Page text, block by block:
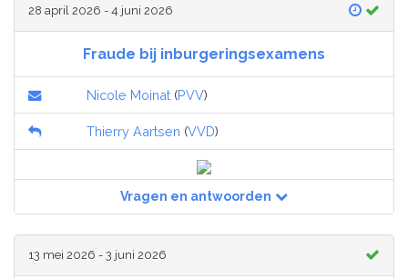
28 april 2026 - 4 juni 2026
Fraude bij inburgeringsexamens
Nicole Moinat (PVV)
Thierry Aartsen (VVD)
Vragen en antwoorden
13 mei 2026 - 3 juni 2026